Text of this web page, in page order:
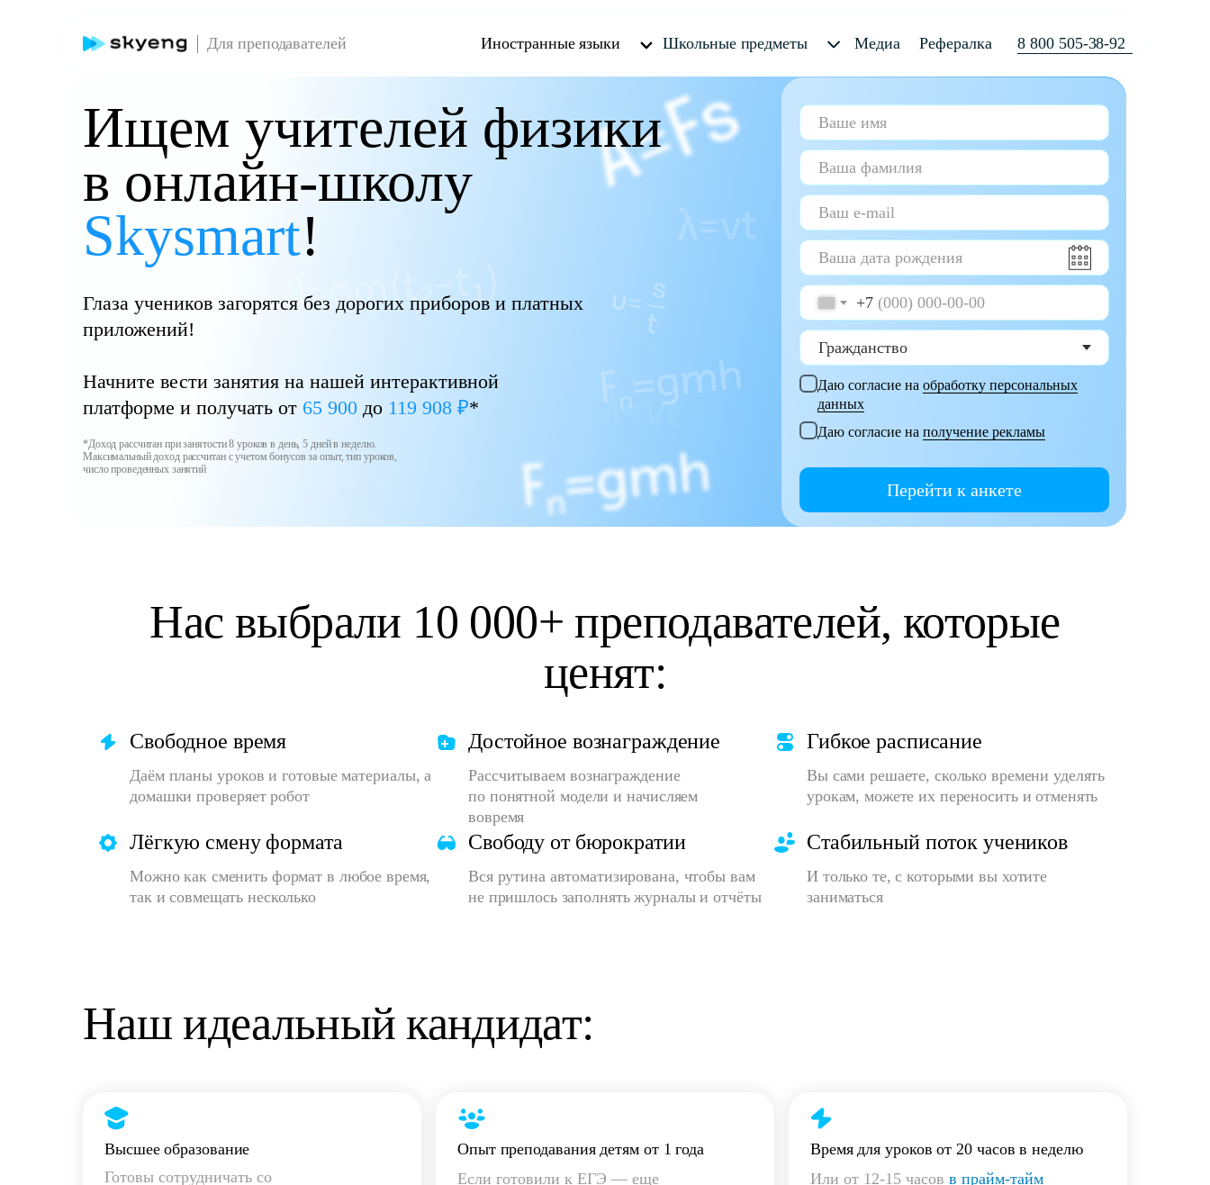
Медиа Рефералка 8 800 505-38-92
Школьные предметы
Иностранные языки
Для преподавателей
+7
Даю согласие на обработку персональных
данных
Даю согласие на получение рекламы
Перейти к анкете
Ищем учителей физики
в онлайн-школу
Skysmart!
Глаза учеников загорятся без дорогих приборов и платных
приложений!
Начните вести занятия на нашей интерактивной
платформе и получать от 65 900 до 119 908 ₽*
*Доход рассчитан при занятости 8 уроков в день, 5 дней в неделю.
Максимальный доход рассчитан с учетом бонусов за опыт, тип уроков,
число проведенных занятий
Нас выбрали 10 000+ преподавателей, которые
ценят:
Свободное время
Даём планы уроков и готовые материалы, а
домашки проверяет робот
Достойное вознаграждение
Рассчитываем вознаграждение
по понятной модели и начисляем
вовремя
Гибкое расписание
Вы сами решаете, сколько времени уделять
урокам, можете их переносить и отменять
Лёгкую смену формата
Можно как сменить формат в любое время,
так и совмещать несколько
Свободу от бюрократии
Вся рутина автоматизирована, чтобы вам
не пришлось заполнять журналы и отчёты
Стабильный поток учеников
И только те, с которыми вы хотите
заниматься
Наш идеальный кандидат:
Высшее образование
Опыт преподавания детям от 1 года
Готовы сотрудничать со
Время для уроков от 20 часов в неделю
Если готовили к ЕГЭ — еще
Или от 12-15 часов в прайм-тайм